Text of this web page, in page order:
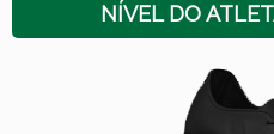
NÍVEL DO